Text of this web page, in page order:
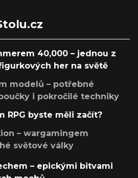
40,000 – jednou z
her na světě
modelů – potřebné
i pokročilé techniky
RPG byste měli začít?
– wargamingem
světové války
– epickými bitvami